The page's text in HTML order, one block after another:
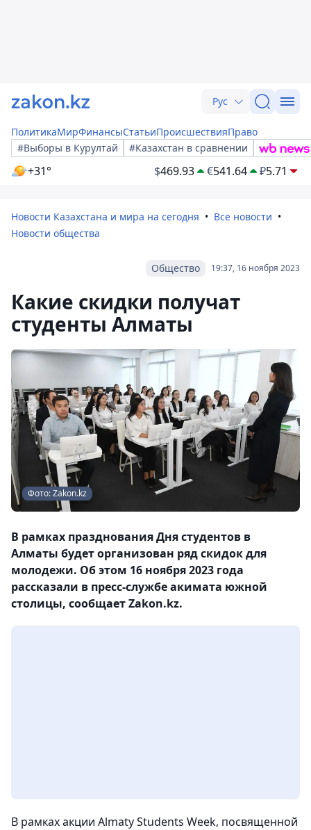
Рус
ПолитикаМирФинансыСтатьиПроисшествияПраво
#Выборы в Курултай
#Казахстан в сравнении
+31° $469.93 €541.64 ₽5.71
Новости Казахстана и мира на сегодня
Все новости
Новости общества
19:37, 16 ноября 2023
Общество
Какие скидки получат
студенты Алматы
Фото: Zakon.kz
В рамках празднования Дня студентов в
Алматы будет организован ряд скидок для
молодежи. Об этом 16 ноября 2023 года
рассказали в пресс-службе акимата южной
столицы, сообщает Zakon.kz.
В рамках акции Almaty Students Week, посвященной